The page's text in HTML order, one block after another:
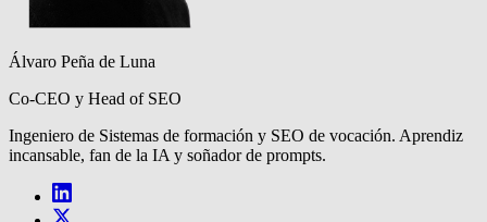
Álvaro Peña de Luna
Co-CEO y Head of SEO
Ingeniero de Sistemas de formación y SEO de vocación. Aprendiz
incansable, fan de la IA y soñador de prompts.